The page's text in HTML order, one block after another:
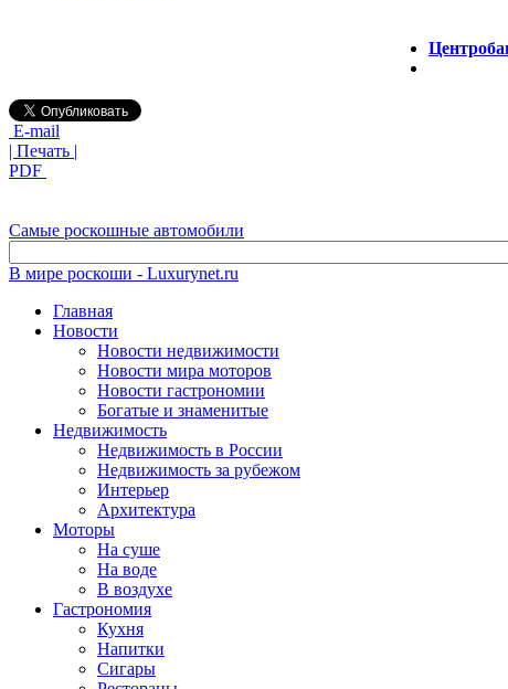
E-mail
| Печать |
PDF
Самые роскошные автомобили
В мире роскоши - Luxurynet.ru
Главная
Новости
Новости недвижимости
Новости мира моторов
Новости гастрономии
Богатые и знаменитые
Недвижимость
Недвижимость в России
Недвижимость за рубежом
Интерьер
Архитектура
Моторы
На суше
На воде
В воздухе
Гастрономия
Кухня
Напитки
Сигары